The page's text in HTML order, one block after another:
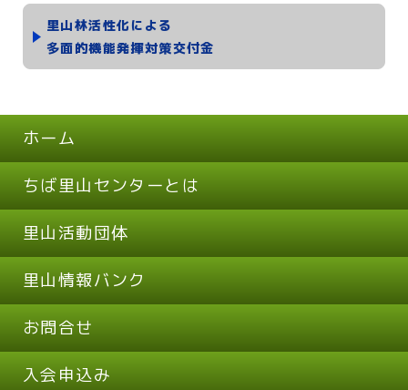
里山林活性化による
多面的機能発揮対策交付金
ホーム
ちば里山センターとは
里山活動団体
里山情報バンク
お問合せ
入会申込み